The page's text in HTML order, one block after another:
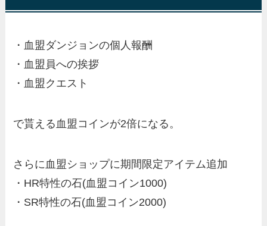
・血盟ダンジョンの個人報酬
・血盟員への挨拶
・血盟クエスト
で貰える血盟コインが2倍になる。
さらに血盟ショップに期間限定アイテム追加
・HR特性の石(血盟コイン1000)
・SR特性の石(血盟コイン2000)